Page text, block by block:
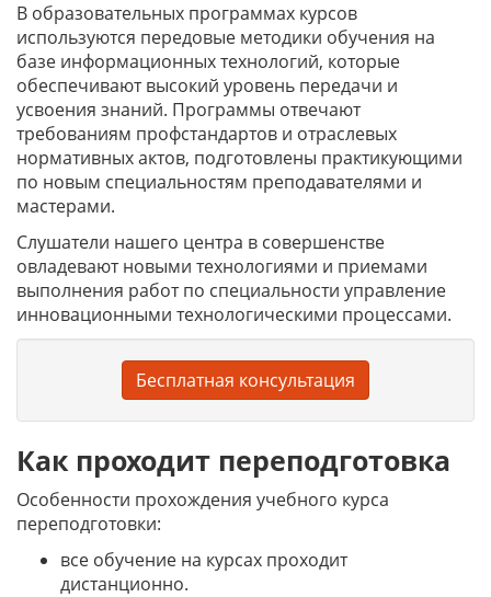
В образовательных программах курсов
используются передовые методики обучения на
базе информационных технологий, которые
обеспечивают высокий уровень передачи и
усвоения знаний. Программы отвечают
требованиям профстандартов и отраслевых
нормативных актов, подготовлены практикующими
по новым специальностям преподавателями и
мастерами.
Слушатели нашего центра в совершенстве
овладевают новыми технологиями и приемами
выполнения работ по специальности управление
инновационными технологическими процессами.
Бесплатная консультация
Как проходит переподготовка
Особенности прохождения учебного курса
переподготовки:
все обучение на курсах проходит
дистанционно.